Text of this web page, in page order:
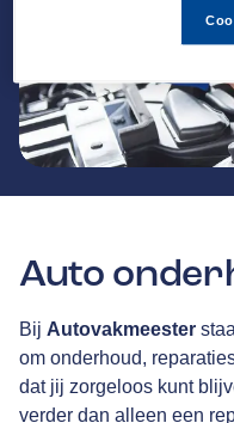
Auto
Bij Autovakmeester
om onderhoud,
dat jij zorgeloos kunt
verder dan alleen een